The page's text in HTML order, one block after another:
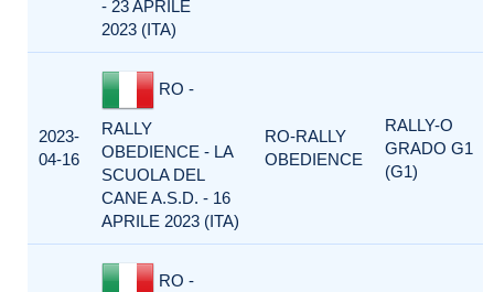
- 23 APRILE
2023 (ITA)
2023-
04-16
RO -
RALLY
OBEDIENCE - LA
SCUOLA DEL
CANE A.S.D. - 16
APRILE 2023 (ITA)
RO-RALLY
OBEDIENCE
RALLY-O
GRADO G1
(G1)
RO -